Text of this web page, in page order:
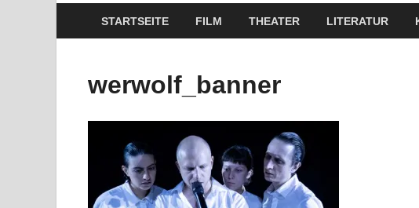
STARTSEITE FILM THEATER LITERATUR
werwolf_banner